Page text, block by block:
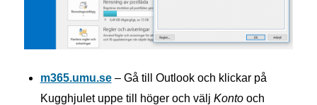
m365.umu.se– Gå till Outlook och klickar på
Kugghjuletuppe till höger och välj Kontooch